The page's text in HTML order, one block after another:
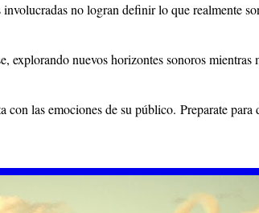
no logran definir lo que realmente
explorando nuevos horizontes sonoros
con las emociones de su público. Preparate